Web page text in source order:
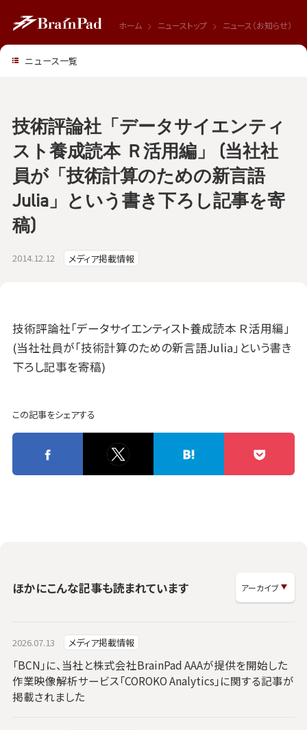
ホーム ニューストップ ニュース（お知らせ）
2014.12.12 メディア掲載情報
技術評論社「データサイエンティ
スト養成読本 Ｒ活用編」 (当社社
員が「技術計算のための新言語
Julia」という書き下ろし記事を寄
稿)
技術評論社「データサイエンティスト養成読本 Ｒ活用編」
(当社社員が「技術計算のための新言語Julia」という書き
下ろし記事を寄稿)
この記事をシェアする
ほかにこんな記事も読まれています
2026.07.13 メディア掲載情報
「BCN」に、当社と株式会社BrainPad AAAが提供を開始した
作業映像解析サービス「COROKO Analytics」に関する記事が
掲載されました
ニュース一覧